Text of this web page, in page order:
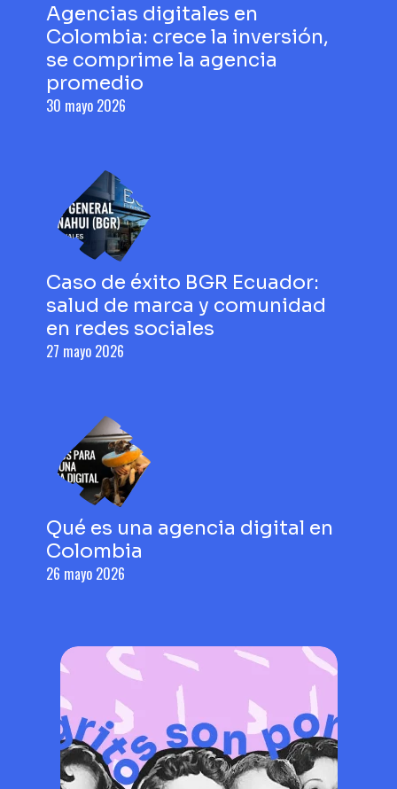
Agencias digitales en
Colombia: crece la inversión,
se comprime la agencia
promedio
30 mayo 2026
Caso de éxito BGR Ecuador:
salud de marca y comunidad
en redes sociales
27 mayo 2026
Qué es una agencia digital en
Colombia
26 mayo 2026